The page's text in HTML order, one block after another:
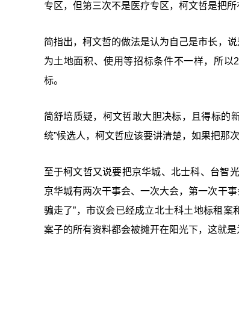
专区，但第三次不是医疗专区，柯文哲是把所
简指出，柯文哲的做法是认为自己是市长，
为土地面积、使用等招标条件不一样，所
标。
简舒培质疑，柯文哲敢大胆决标，且得标的
统”候选人，柯文哲应该要讲清楚，如果把那
至于柯文哲又说要把京华城、北士科、台智
京华城有两次干事会、一次大会，第一次干
骗走了”，市议会已经成立北士科土地标租
案子的所有资料都会被摊开在阳光下，这就